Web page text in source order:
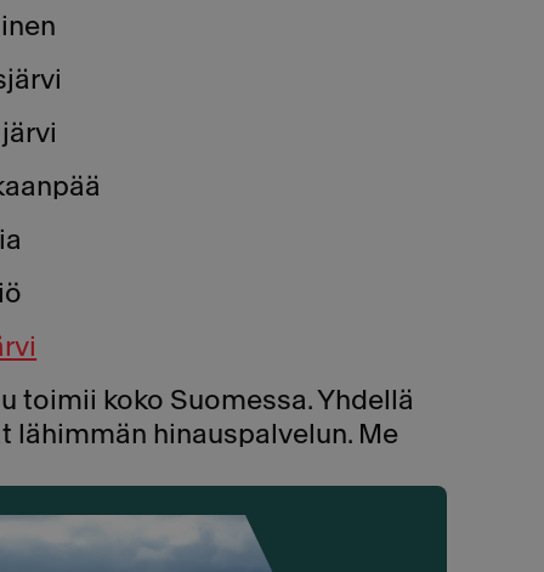
toimii koko Suomessa. Yhdellä
hinauspalvelun. Me